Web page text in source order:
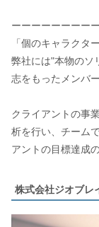
ーーーーーーーー
「個のキャラクタ
弊社には"本物のソ
志をもったメンバ
クライアントの事
析を行い、チーム
アントの目標達成
株式会社ジオブレ